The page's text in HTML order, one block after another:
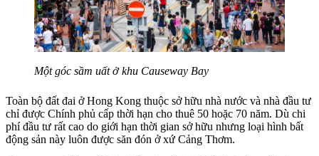
Một góc sầm uất ở khu Causeway Bay
Toàn bộ đất đai ở Hong Kong thuộc sở hữu nhà nước và nhà đầu tư
chỉ được Chính phủ cấp thời hạn cho thuê 50 hoặc 70 năm. Dù chi
phí đầu tư rất cao do giới hạn thời gian sở hữu nhưng loại hình bất
động sản này luôn được săn đón ở xứ Cảng Thơm.